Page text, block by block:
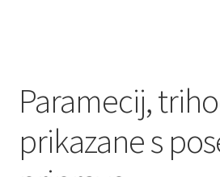
Paramecij,
prikazane s